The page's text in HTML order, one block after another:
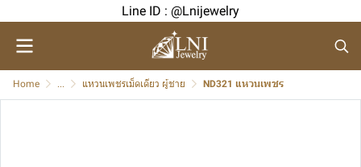
Line ID : @Lnijewelry
Home ... แหวนเพชรเม็ดเดียว ผู้ชาย ND321 แหวนเพชร